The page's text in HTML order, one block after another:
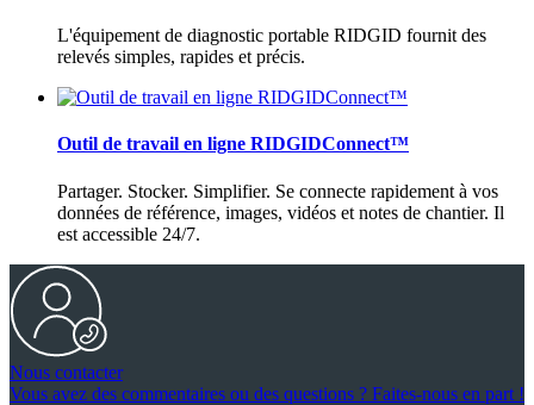
L'équipement de diagnostic portable RIDGID fournit des
relevés simples, rapides et précis.
Outil de travail en ligne RIDGIDConnect™
Partager. Stocker. Simplifier. Se connecte rapidement à vos
données de référence, images, vidéos et notes de chantier. Il
est accessible 24/7.
Nous contacter
Vous avez des commentaires ou des questions ? Faites-nous en part !